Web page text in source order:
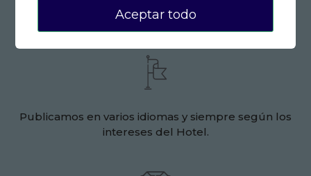
Creamos contenido propio y específico del Hotel.
Publicamos en varios idiomas y siempre según los
intereses del Hotel.
Aceptar todo